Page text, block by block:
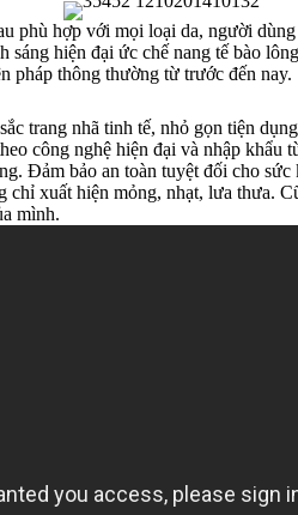
phù hợp với mọi loại da, người
hiện đại ức chế nang tế bào
pháp thông thường từ trước đến nay.
trang nhã tinh tế, nhỏ gọn tiện
công nghệ hiện đại và nhập
Đảm bảo an toàn tuyệt đối cho sức
xuất hiện mỏng, nhạt, lưa thưa.
mình.